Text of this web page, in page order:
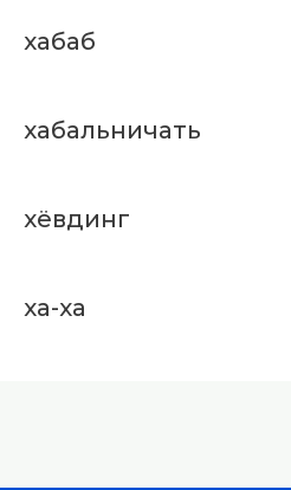
хабаб
хабальничать
хёвдинг
ха-ха